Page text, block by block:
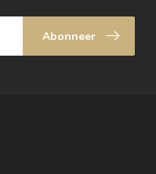
Abonneer